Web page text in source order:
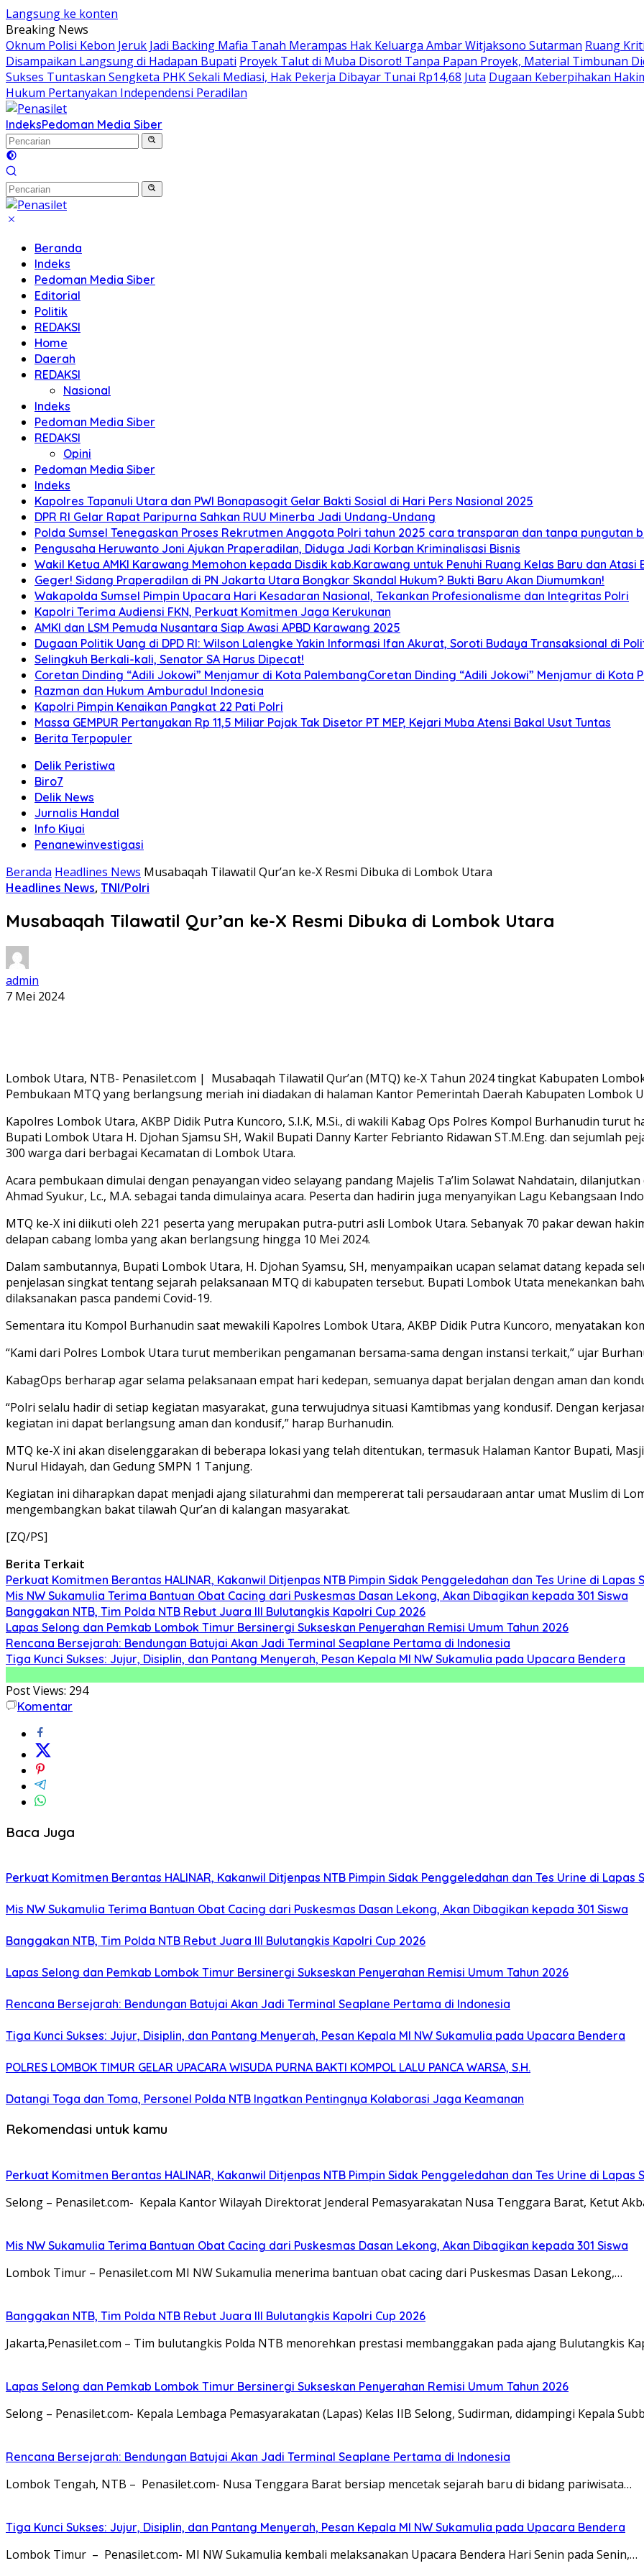
Langsung ke konten
Breaking News
Oknum Polisi Kebon Jeruk Jadi Backing Mafia Tanah Merampas Hak Keluarga Ambar Witjaksono Sutarman Ruang
Disampaikan Langsung di Hadapan Bupati Proyek Talut di Muba Disorot! Tanpa Papan Proyek, Material Timbunan
Sukses Tuntaskan Sengketa PHK Sekali Mediasi, Hak Pekerja Dibayar Tunai Rp14,68 Juta Dugaan Keberpihakan
Hukum Pertanyakan Independensi Peradilan
IndeksPedoman Media Siber
Beranda
Indeks
Pedoman Media Siber
Editorial
Politik
REDAKSI
Home
Daerah
REDAKSI
Nasional
Indeks
Pedoman Media Siber
REDAKSI
Opini
Pedoman Media Siber
Indeks
Kapolres Tapanuli Utara dan PWI Bonapasogit Gelar Bakti Sosial di Hari Pers Nasional 2025
DPR RI Gelar Rapat Paripurna Sahkan RUU Minerba Jadi Undang-Undang
Polda Sumsel Tenegaskan Proses Rekrutmen Anggota Polri tahun 2025 cara transparan dan tanpa pungutan
Pengusaha Heruwanto Joni Ajukan Praperadilan, Diduga Jadi Korban Kriminalisasi Bisnis
Wakil Ketua AMKI Karawang Memohon kepada Disdik kab.Karawang untuk Penuhi Ruang Kelas Baru dan Atasi
Geger! Sidang Praperadilan di PN Jakarta Utara Bongkar Skandal Hukum? Bukti Baru Akan Diumumkan!
Wakapolda Sumsel Pimpin Upacara Hari Kesadaran Nasional, Tekankan Profesionalisme dan Integritas Polri
Kapolri Terima Audiensi FKN, Perkuat Komitmen Jaga Kerukunan
AMKI dan LSM Pemuda Nusantara Siap Awasi APBD Karawang 2025
Dugaan Politik Uang di DPD RI: Wilson Lalengke Yakin Informasi Ifan Akurat, Soroti Budaya Transaksional di
Selingkuh Berkali-kali, Senator SA Harus Dipecat!
Coretan Dinding “Adili Jokowi” Menjamur di Kota PalembangCoretan Dinding “Adili Jokowi” Menjamur di Kota
Razman dan Hukum Amburadul Indonesia
Kapolri Pimpin Kenaikan Pangkat 22 Pati Polri
Massa GEMPUR Pertanyakan Rp 11,5 Miliar Pajak Tak Disetor PT MEP, Kejari Muba Atensi Bakal Usut Tuntas
Berita Terpopuler
Delik Peristiwa
Biro7
Delik News
Jurnalis Handal
Info Kiyai
Penanewinvestigasi
Beranda Headlines News Musabaqah Tilawatil Qur’an ke-X Resmi Dibuka di Lombok Utara
Headlines News, TNI/Polri
Musabaqah Tilawatil Qur’an ke-X Resmi Dibuka di Lombok Utara
admin
7 Mei 2024
Lombok Utara, NTB- Penasilet.com | Musabaqah Tilawatil Qur’an (MTQ) ke-X Tahun 2024 tingkat Kabupaten
Pembukaan MTQ yang berlangsung meriah ini diadakan di halaman Kantor Pemerintah Daerah Kabupaten Lombok
Kapolres Lombok Utara, AKBP Didik Putra Kuncoro, S.I.K, M.Si., di wakili Kabag Ops Polres Kompol Burhanudin turut
Bupati Lombok Utara H. Djohan Sjamsu SH, Wakil Bupati Danny Karter Febrianto Ridawan ST.M.Eng. dan sejumlah
300 warga dari berbagai Kecamatan di Lombok Utara.
Acara pembukaan dimulai dengan penayangan video selayang pandang Majelis Ta’lim Solawat Nahdatain,
Ahmad Syukur, Lc., M.A. sebagai tanda dimulainya acara. Peserta dan hadirin juga menyanyikan Lagu Kebangsaan
MTQ ke-X ini diikuti oleh 221 peserta yang merupakan putra-putri asli Lombok Utara. Sebanyak 70 pakar dewan
delapan cabang lomba yang akan berlangsung hingga 10 Mei 2024.
Dalam sambutannya, Bupati Lombok Utara, H. Djohan Syamsu, SH, menyampaikan ucapan selamat datang kepada
penjelasan singkat tentang sejarah pelaksanaan MTQ di kabupaten tersebut. Bupati Lombok Utata menekankan
dilaksanakan pasca pandemi Covid-19.
Sementara itu Kompol Burhanudin saat mewakili Kapolres Lombok Utara, AKBP Didik Putra Kuncoro, menyatakan
“Kami dari Polres Lombok Utara turut memberikan pengamanan bersama-sama dengan instansi terkait,” ujar
KabagOps berharap agar selama pelaksanaan empat hari kedepan, semuanya dapat berjalan dengan aman dan
“Polri selalu hadir di setiap kegiatan masyarakat, guna terwujudnya situasi Kamtibmas yang kondusif. Dengan
kegiatan ini dapat berlangsung aman dan kondusif,” harap Burhanudin.
MTQ ke-X ini akan diselenggarakan di beberapa lokasi yang telah ditentukan, termasuk Halaman Kantor Bupati,
Nurul Hidayah, dan Gedung SMPN 1 Tanjung.
Kegiatan ini diharapkan dapat menjadi ajang silaturahmi dan mempererat tali persaudaraan antar umat Muslim di
mengembangkan bakat tilawah Qur’an di kalangan masyarakat.
[ZQ/PS]
Berita Terkait
Perkuat Komitmen Berantas HALINAR, Kakanwil Ditjenpas NTB Pimpin Sidak Penggeledahan dan Tes Urine di Lapas
Mis NW Sukamulia Terima Bantuan Obat Cacing dari Puskesmas Dasan Lekong, Akan Dibagikan kepada 301 Siswa
Banggakan NTB, Tim Polda NTB Rebut Juara III Bulutangkis Kapolri Cup 2026
Lapas Selong dan Pemkab Lombok Timur Bersinergi Sukseskan Penyerahan Remisi Umum Tahun 2026
Rencana Bersejarah: Bendungan Batujai Akan Jadi Terminal Seaplane Pertama di Indonesia
Tiga Kunci Sukses: Jujur, Disiplin, dan Pantang Menyerah, Pesan Kepala MI NW Sukamulia pada Upacara Bendera
Post Views: 294
Komentar
Baca Juga
Perkuat Komitmen Berantas HALINAR, Kakanwil Ditjenpas NTB Pimpin Sidak Penggeledahan dan Tes Urine di Lapas
Mis NW Sukamulia Terima Bantuan Obat Cacing dari Puskesmas Dasan Lekong, Akan Dibagikan kepada 301 Siswa
Banggakan NTB, Tim Polda NTB Rebut Juara III Bulutangkis Kapolri Cup 2026
Lapas Selong dan Pemkab Lombok Timur Bersinergi Sukseskan Penyerahan Remisi Umum Tahun 2026
Rencana Bersejarah: Bendungan Batujai Akan Jadi Terminal Seaplane Pertama di Indonesia
Tiga Kunci Sukses: Jujur, Disiplin, dan Pantang Menyerah, Pesan Kepala MI NW Sukamulia pada Upacara Bendera
POLRES LOMBOK TIMUR GELAR UPACARA WISUDA PURNA BAKTI KOMPOL LALU PANCA WARSA, S.H.
Datangi Toga dan Toma, Personel Polda NTB Ingatkan Pentingnya Kolaborasi Jaga Keamanan
Rekomendasi untuk kamu
Perkuat Komitmen Berantas HALINAR, Kakanwil Ditjenpas NTB Pimpin Sidak Penggeledahan dan Tes Urine di Lapas
Selong – Penasilet.com- Kepala Kantor Wilayah Direktorat Jenderal Pemasyarakatan Nusa Tenggara Barat, Ketut
Mis NW Sukamulia Terima Bantuan Obat Cacing dari Puskesmas Dasan Lekong, Akan Dibagikan kepada 301 Siswa
Lombok Timur – Penasilet.com MI NW Sukamulia menerima bantuan obat cacing dari Puskesmas Dasan Lekong,…
Banggakan NTB, Tim Polda NTB Rebut Juara III Bulutangkis Kapolri Cup 2026
Jakarta,Penasilet.com – Tim bulutangkis Polda NTB menorehkan prestasi membanggakan pada ajang Bulutangkis
Lapas Selong dan Pemkab Lombok Timur Bersinergi Sukseskan Penyerahan Remisi Umum Tahun 2026
Selong – Penasilet.com- Kepala Lembaga Pemasyarakatan (Lapas) Kelas IIB Selong, Sudirman, didampingi Kepala
Rencana Bersejarah: Bendungan Batujai Akan Jadi Terminal Seaplane Pertama di Indonesia
Lombok Tengah, NTB – Penasilet.com- Nusa Tenggara Barat bersiap mencetak sejarah baru di bidang pariwisata…
Tiga Kunci Sukses: Jujur, Disiplin, dan Pantang Menyerah, Pesan Kepala MI NW Sukamulia pada Upacara Bendera
Lombok Timur – Penasilet.com- MI NW Sukamulia kembali melaksanakan Upacara Bendera Hari Senin pada Senin,…